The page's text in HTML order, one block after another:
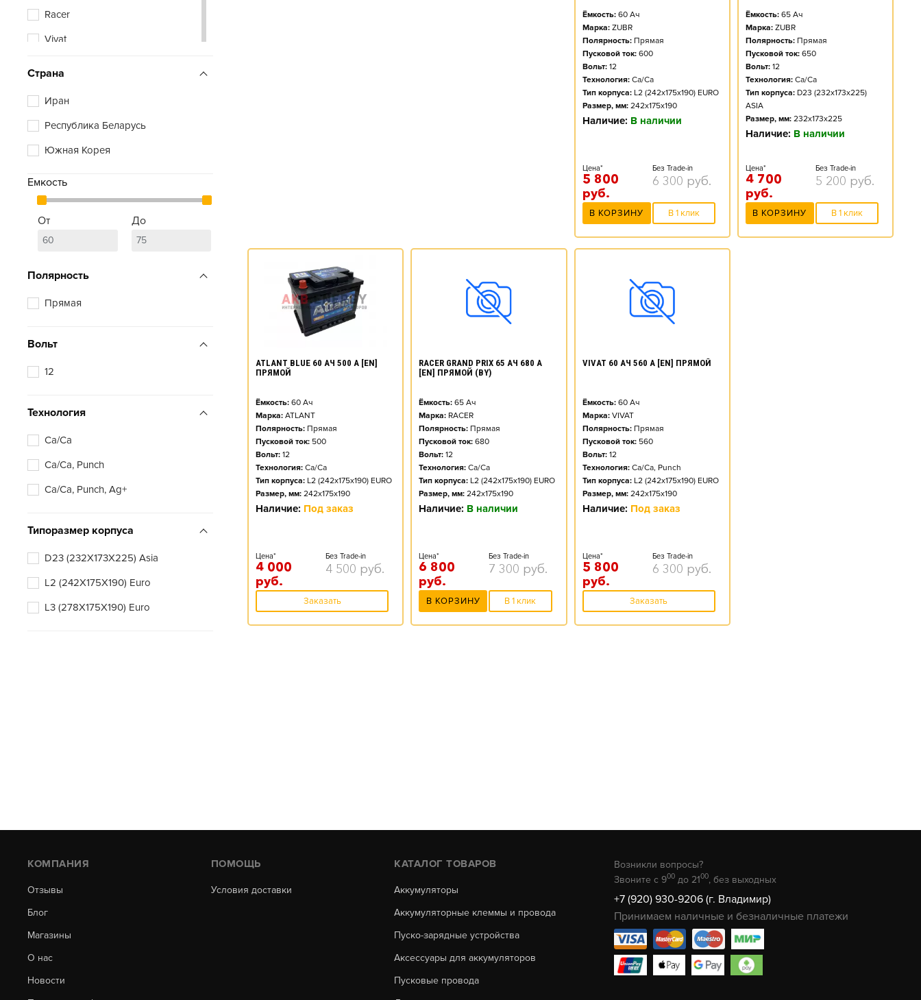
Racer
Vivat
Страна
Иран
Республика Беларусь
Южная Корея
Емкость
От До
Полярность
Прямая
Вольт
12
Технология
Ca/Ca
Ca/Ca, Punch
Ca/Ca, Punch, Ag+
Типоразмер корпуса
D23 (232X173X225) Asia
L2 (242X175X190) Euro
L3 (278X175X190) Euro
Ёмкость: 60Ач
Марка: ZUBR
Полярность: Прямая
Пусковой ток: 600
Вольт: 12
Технология: Ca/Ca
Тип корпуса: L2 (242x175x190) EURO
Размер, мм: 242x175x190
Наличие: В наличии
Цена*
5 800
руб.
Без Trade-in
6 300 руб.
В КОРЗИНУ В 1 клик
Ёмкость: 65Ач
Марка: ZUBR
Полярность: Прямая
Пусковой ток: 650
Вольт: 12
Технология: Ca/Ca
Тип корпуса: D23 (232x173x225)
ASIA
Размер, мм: 232x173x225
Наличие: В наличии
Цена*
4 700
руб.
Без Trade-in
5 200 руб.
В КОРЗИНУ В 1 клик
ATLANT BLUE 60 АЧ 500 А [EN]
ПРЯМОЙ
Ёмкость: 60 Ач
Марка: ATLANT
Полярность: Прямая
Пусковой ток: 500
Вольт: 12
Технология: Ca/Ca
Тип корпуса: L2 (242x175x190) EURO
Размер, мм: 242x175x190
Наличие: Под заказ
Цена*
4 000
руб.
Без Trade-in
4 500 руб.
Заказать
RACER GRAND PRIX 65 АЧ 680 А
[EN] ПРЯМОЙ (BY)
Ёмкость: 65 Ач
Марка: RACER
Полярность: Прямая
Пусковой ток: 680
Вольт: 12
Технология: Ca/Ca
Тип корпуса: L2 (242x175x190) EURO
Размер, мм: 242x175x190
Наличие: В наличии
Цена*
6 800
руб.
Без Trade-in
7 300 руб.
В КОРЗИНУ В 1 клик
VIVAT 60 АЧ 560 А [EN] ПРЯМОЙ
Ёмкость: 60Ач
Марка: VIVAT
Полярность: Прямая
Пусковой ток: 560
Вольт: 12
Технология: Ca/Ca, Punch
Тип корпуса: L2 (242x175x190) EURO
Размер, мм: 242x175x190
Наличие: Под заказ
Цена*
5 800
руб.
Без Trade-in
6 300 руб.
Заказать
КОМПАНИЯ
Отзывы
Блог
Магазины
О нас
Новости
ПОМОЩЬ
Условия доставки
КАТАЛОГ ТОВАРОВ
Аккумуляторы
Аккумуляторные клеммы и провода
Пуско-зарядные устройства
Аксессуары для аккумуляторов
Пусковые провода
Возникли вопросы?
Звоните с 900 до 2100, без выходных
+7 (920) 930-9206 (г. Владимир)
Принимаем наличные и безналичные платежи